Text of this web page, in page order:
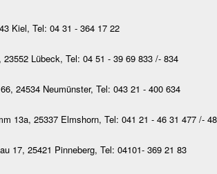
Kiel, Tel: 04 31 - 364 17 22
Lübeck, Tel: 04 51 - 39 69 833 /- 834
24534 Neumünster, Tel: 043 21 - 400 634
13a, 25337 Elmshorn, Tel: 041 21 - 46 31 477 /-
17, 25421 Pinneberg, Tel: 04101- 369 21 83